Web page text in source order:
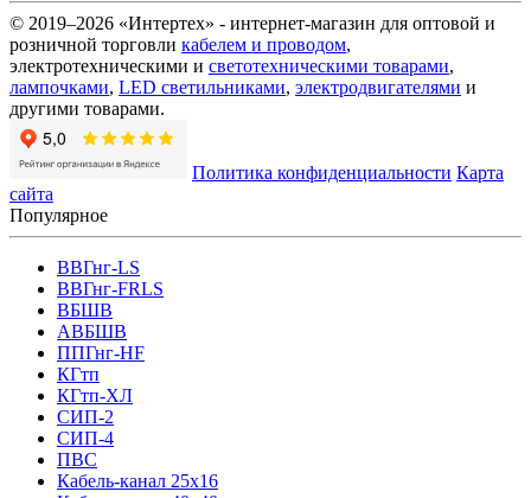
© 2019–2026 «Интертех» - интернет-магазин для оптовой и
розничной торговли кабелем и проводом,
электротехническими и светотехническими товарами,
лампочками, LED светильниками, электродвигателями и
другими товарами.
Политика конфиденциальности Карта
сайта
Популярное
ВВГнг-LS
ВВГнг-FRLS
ВБШВ
АВБШВ
ППГнг-HF
КГтп
КГтп-ХЛ
СИП-2
СИП-4
ПВС
Кабель-канал 25х16